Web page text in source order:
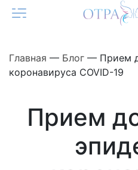
Главная — Блог — Прием
коронавируса COVID-19
Прием